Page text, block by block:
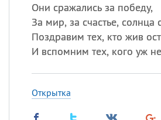
Они сражались за победу,
За мир, за счастье, солнца
Поздравим тех, кто жив
И вспомним тех, кого уж
Открытка
12.08
ИМЕНА